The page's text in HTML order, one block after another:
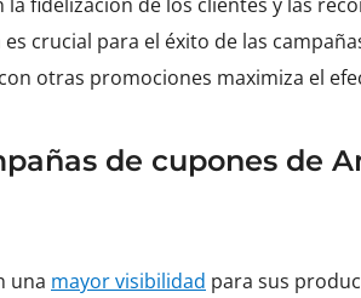
crucial para el éxito de las
otras promociones maximiza el
de cupones de
una mayor visibilidad para sus